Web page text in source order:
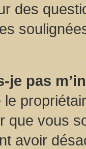
des
je pas
que vous
avoir